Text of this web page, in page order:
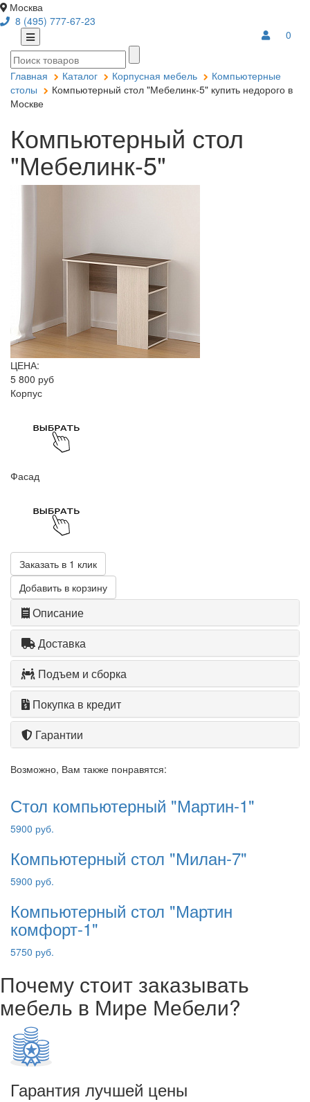
Москва
8 (495) 777-67-23
0
Главная Каталог Корпусная мебель
Компьютерные
столы
Компьютерный стол "Мебелинк-5" купить недорого в
Москве
Компьютерный стол
"Мебелинк-5"
ЦЕНА:
5 800 руб
Корпус
Фасад
Заказать в 1 клик
Добавить в корзину
Описание
Доставка
Подъем и сборка
Покупка в кредит
Гарантии
Возможно, Вам также понравятся:
Стол компьютерный "Мартин-1"
5900 руб.
Компьютерный стол "Милан-7"
5900 руб.
Компьютерный стол "Мартин
комфорт-1"
5750 руб.
Почему стоит заказывать
мебель в Мире Мебели?
Гарантия лучшей цены